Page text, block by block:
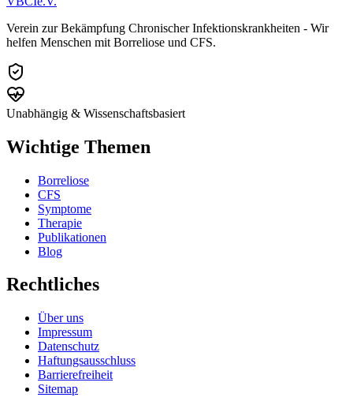
Verein zur Bekämpfung Chronischer Infektionskrankheiten - Wir
helfen Menschen mit Borreliose und CFS.
Unabhängig & Wissenschaftsbasiert
Wichtige Themen
Borreliose
CFS
Symptome
Therapie
Publikationen
Blog
Rechtliches
Über uns
Impressum
Datenschutz
Haftungsausschluss
Barrierefreiheit
Sitemap